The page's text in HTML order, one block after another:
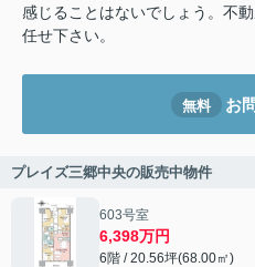
感じることはないでしょう。不
任せ下さい。
無料 お
プレイズ三郷中央の販売中物件
603号室
6,398万円
6階 / 20.56坪(68.00㎡)